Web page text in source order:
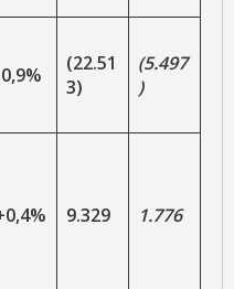
(22.51
3)
(5.497
)
9.329 1.776